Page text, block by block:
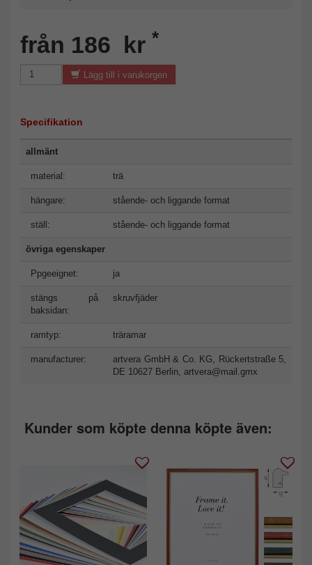
från 186 kr *
Lägg till i varukorgen
Specifikation
allmänt
material: trä
hängare: stående- och liggande format
ställ: stående- och liggande format
övriga egenskaper
Ppgeeignet: ja
stängs på
baksidan:
skruvfjäder
ramtyp: träramar
manufacturer:
artvera GmbH & Co. KG, Rückertstraße 5,
DE 10627 Berlin, artvera@mail.gmx
Kunder som köpte denna köpte även: